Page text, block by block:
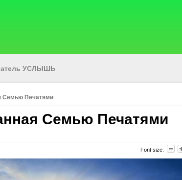
УСЛЫШЬ
Семью Печатями
Семью Печатями
Font size: